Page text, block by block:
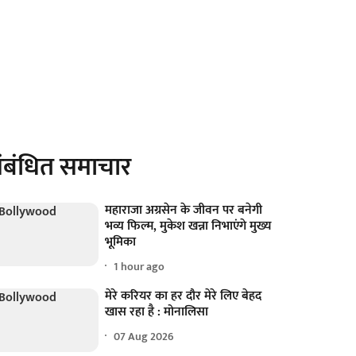
समाचार
महाराजा अग्रसेन के जीवन पर बनेगी
भव्य फिल्म, मुकेश खन्ना निभाएंगे मुख्य
भूमिका
1 hour ago
मेरे करियर का हर दौर मेरे लिए बेहद
खास रहा है : मोनालिसा
07 Aug 2026